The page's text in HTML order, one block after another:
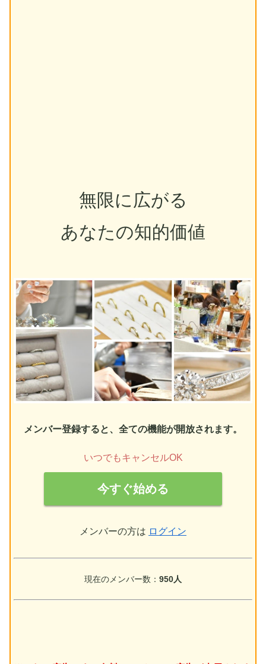
無限に広がる
あなたの知的価値
メンバー登録すると、全ての機能が開放されます。
いつでもキャンセルOK
今すぐ始める
メンバーの方は ログイン
現在のメンバー数： 950人